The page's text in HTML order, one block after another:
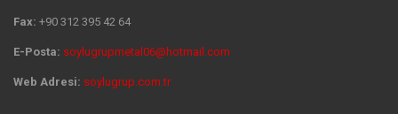
Fax: +90 312 395 42 64
E-Posta: soylugrupmetal06@hotmail.com
Web Adresi: soylugrup.com.tr